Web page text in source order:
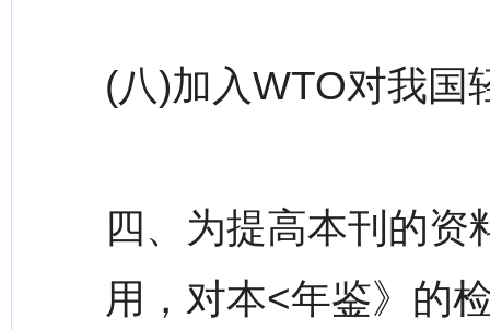
(八)加入WTO对我国
四、为提高本刊的
用，对本<年鉴》的